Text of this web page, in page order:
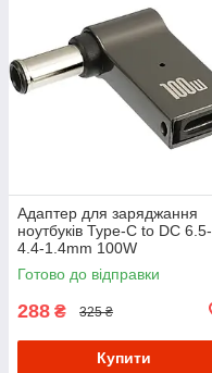
Адаптер для заряджання
ноутбуків Type-C to DC 6.5-
4.4-1.4mm 100W
Готово до відправки
288 ₴ 325 ₴
Купити